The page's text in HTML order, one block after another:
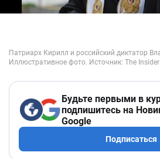
Будьте первыми в
подпишитесь на
Google
Подписаться